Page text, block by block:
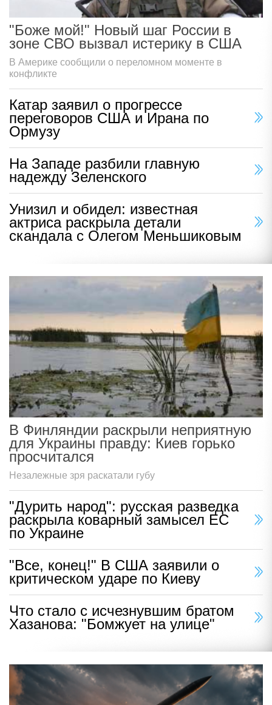
"Боже мой!" Новый шаг России в
зоне СВО вызвал истерику в США
В Америке сообщили о переломном моменте в
конфликте
Катар заявил о прогрессе
переговоров США и Ирана по
Ормузу
На Западе разбили главную
надежду Зеленского
Унизил и обидел: известная
актриса раскрыла детали
скандала с Олегом Меньшиковым
В Финляндии раскрыли неприятную
для Украины правду: Киев горько
просчитался
Незалежные зря раскатали губу
"Дурить народ": русская разведка
раскрыла коварный замысел ЕС
по Украине
"Все, конец!" В США заявили о
критическом ударе по Киеву
Что стало с исчезнувшим братом
Хазанова: "Бомжует на улице"